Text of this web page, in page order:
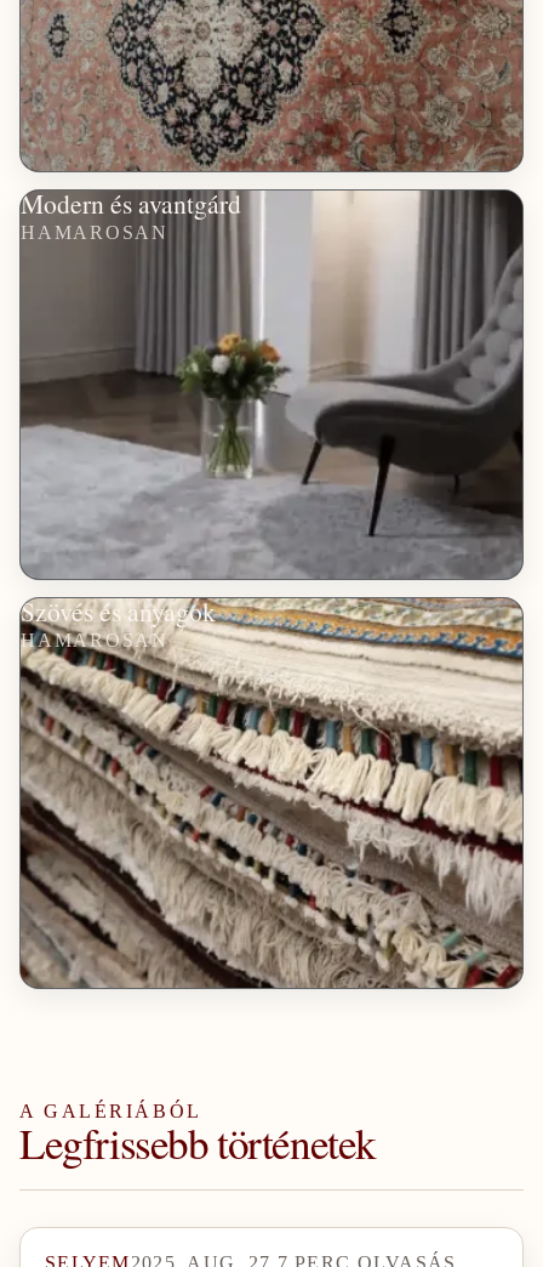
Modern és avantgárd
HAMAROSAN
Szövés és anyagok
HAMAROSAN
A GALÉRIÁBÓL
Legfrissebb történetek
SELYEM2025. AUG. 27. 7 PERC OLVASÁS